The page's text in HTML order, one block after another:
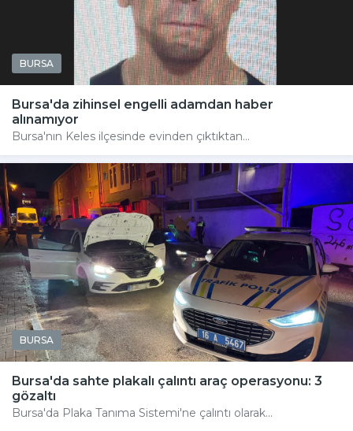
BURSA
Bursa'da zihinsel engelli adamdan haber
alınamıyor
Bursa'nın Keles ilçesinde evinden çıktıktan...
BURSA
Bursa'da sahte plakalı çalıntı araç operasyonu: 3
gözaltı
Bursa'da Plaka Tanıma Sistemi'ne çalıntı olarak...